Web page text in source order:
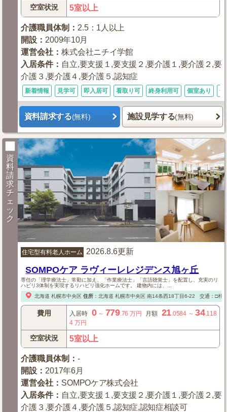
空室状況 5室以上
介護職員体制 ： 2.5：1人以上
開設 ： 2009年10月
運営会社 ：株式会社ニチイ学館
入居条件： 自立,要支援１,要支援２,要介護１,要介護２,要
介護３,要介護４,要介護５,認知症
新着情報 見学可 即入居可 看取り可 終身利用可 個室あり 体
資料請求する(無料) 施設見学する(無料)
資
料
請
求
チ
ェ
ッ
ク
住宅型有料老人ホーム 2026.8.6更新
SOMPOケア ラヴィーレレジデンス旭ヶ丘
専任の「理学療法士」常勤に加え、「作業療法士」「言語聴覚士」を配置し、充実のリ
ハビリ3体制を実現するリハビリ強化ホームです。 建物内には、...
北海道 札幌市中央区 住所： 北海道 札幌市中央区南14条西18丁目6-22 交通：□札
費用 入居時 0～ 779.76 万円 月額 21.0584～34.118
4 万円
空室状況 5室以上
介護職員体制 ：-
開設 ： 2017年6月
運営会社 ： SOMPOケア株式会社
入居条件： 自立,要支援１,要支援２,要介護１,要介護２,要
介護３,要介護４,要介護５,認知症,認知症相談可